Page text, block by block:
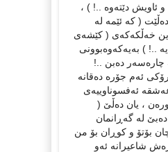
و ئاویش دێتەوە ..! ) ،
دەڵێت ( کە ئێمە لە
خەڵکەکەی ( کێشەی
..! ) بەیەکەوەبوونی
چارەسەر دەبن ..!
ئەم جۆرە دەقانە
ئەفسوناوییەی
، یان دەڵێ (
لە گەڕانمان
بۆتۆ و کوڕان بۆ من
شاعیرانە ئەو